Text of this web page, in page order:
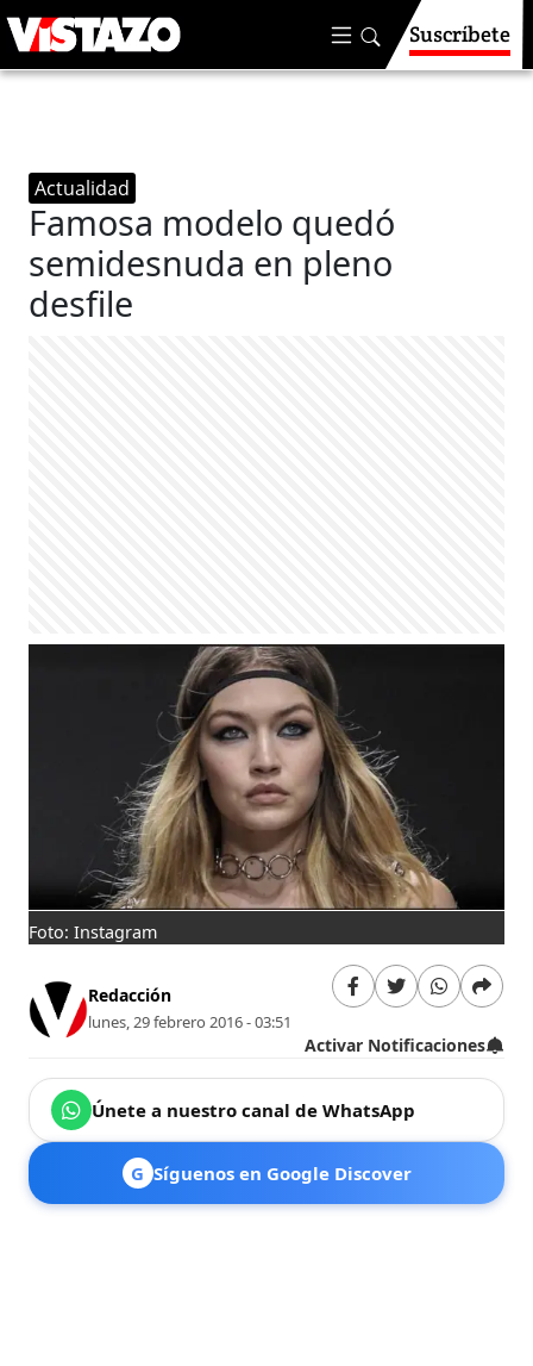
Suscríbete
Actualidad
Famosa modelo quedó
semidesnuda en pleno
desfile
Foto: Instagram
Redacción
lunes, 29 febrero 2016 - 03:51
Activar Notificaciones
Únete a nuestro canal de WhatsApp
G Síguenos en Google Discover